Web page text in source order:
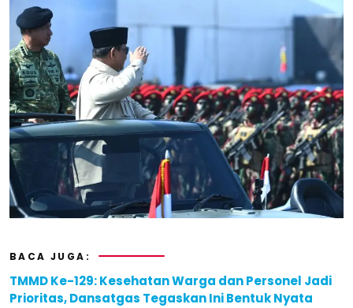
BACA JUGA:
TMMD Ke-129: Kesehatan Warga dan Personel Jadi
Prioritas, Dansatgas Tegaskan Ini Bentuk Nyata